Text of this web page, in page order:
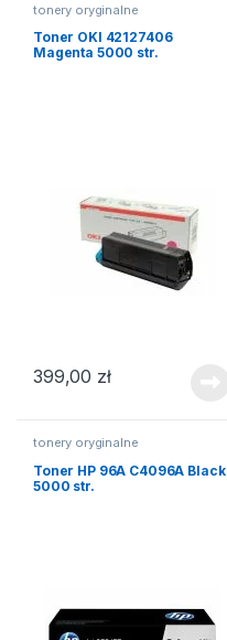
tonery oryginalne
Toner OKI 42127406
Magenta 5000 str.
399,00 zł
tonery oryginalne
Toner HP 96A C4096A Black
5000 str.